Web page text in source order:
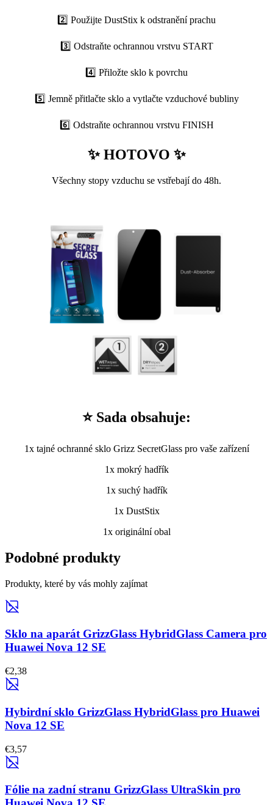
2️⃣ Použijte DustStix k odstranění prachu
3️⃣ Odstraňte ochrannou vrstvu START
4️⃣ Přiložte sklo k povrchu
5️⃣ Jemně přitlačte sklo a vytlačte vzduchové bubliny
6️⃣ Odstraňte ochrannou vrstvu FINISH
✨ HOTOVO ✨
Všechny stopy vzduchu se vstřebají do 48h.
⭐ Sada obsahuje:
1x tajné ochranné sklo Grizz SecretGlass pro vaše zařízení
1x mokrý hadřík
1x suchý hadřík
1x DustStix
1x originální obal
Podobné produkty
Produkty, které by vás mohly zajímat
Sklo na aparát GrizzGlass HybridGlass Camera pro
Huawei Nova 12 SE
€2,38
Hybirdní sklo GrizzGlass HybridGlass pro Huawei
Nova 12 SE
€3,57
Fólie na zadní stranu GrizzGlass UltraSkin pro